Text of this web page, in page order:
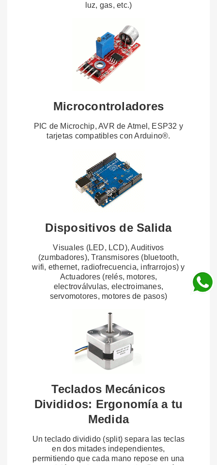
luz, gas, etc.)
Microcontroladores
PIC de Microchip, AVR de Atmel, ESP32 y
tarjetas compatibles con Arduino®.
Dispositivos de Salida
Visuales (LED, LCD), Auditivos
(zumbadores), Transmisores (bluetooth,
wifi, ethernet, radiofrecuencia, infrarrojos) y
Actuadores (relés, motores,
electroválvulas, electroimanes,
servomotores, motores de pasos)
Teclados Mecánicos
Divididos: Ergonomía a tu
Medida
Un teclado dividido (split) separa las teclas
en dos mitades independientes,
permitiendo que cada mano repose en una